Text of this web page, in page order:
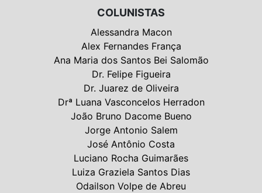
COLUNISTAS
Alessandra Macon
Alex Fernandes França
Ana Maria dos Santos Bei Salomão
Dr. Felipe Figueira
Dr. Juarez de Oliveira
Drª Luana Vasconcelos Herradon
João Bruno Dacome Bueno
Jorge Antonio Salem
José Antônio Costa
Luciano Rocha Guimarães
Luiza Graziela Santos Dias
Odailson Volpe de Abreu